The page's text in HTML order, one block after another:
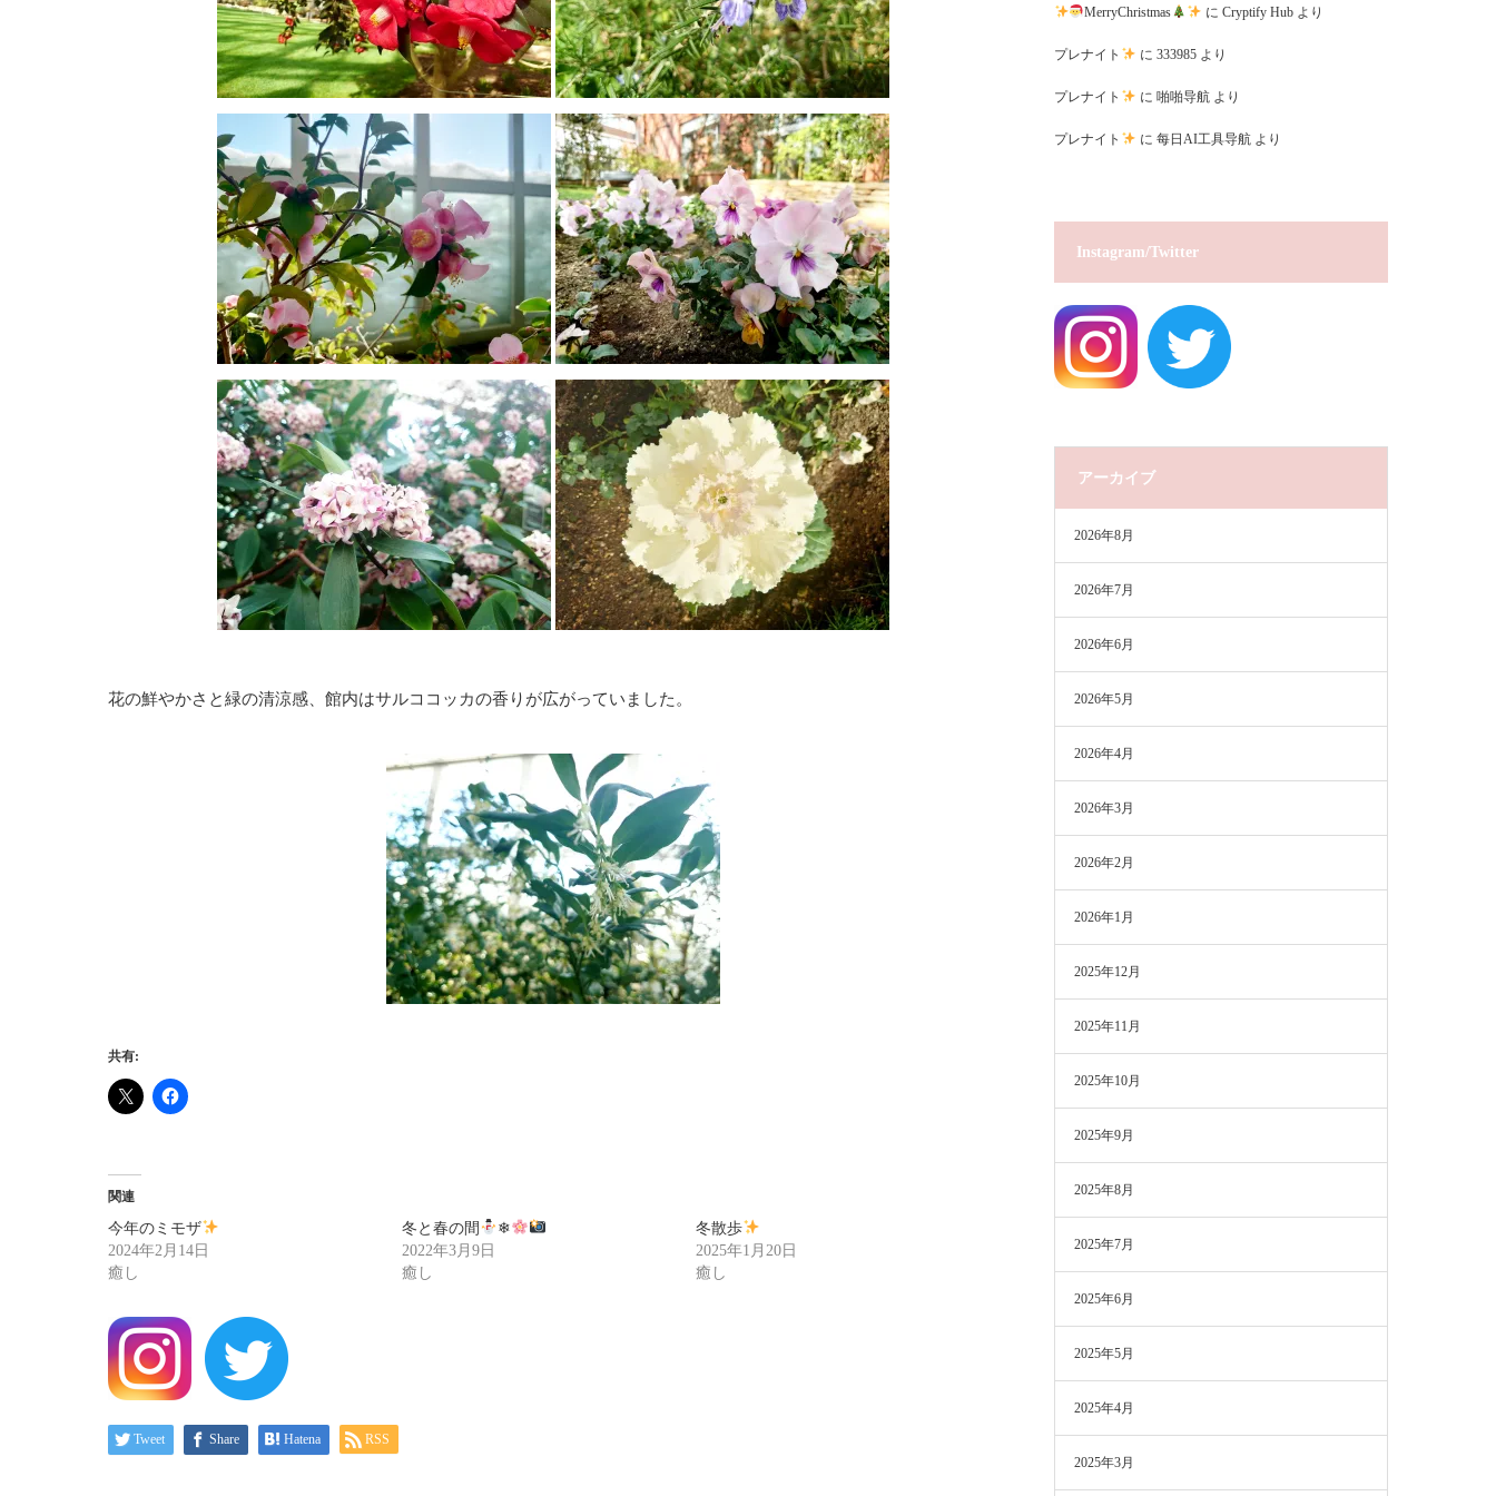
花の鮮やかさと緑の清涼感、館内はサルココッカの香りが広がっていました。
共有:
関連
今年のミモザ
2024年2月14日
癒し
冬と春の間
❄
2022年3月9日
癒し
冬散歩
2025年1月20日
癒し
Tweet Share Hatena RSS
MerryChristmas に Cryptify Hubより
プレナイト に 333985より
プレナイト に 啪啪导航より
プレナイト に 每日AI工具导航より
Instagram/Twitter
アーカイブ
2026年8月
2026年7月
2026年6月
2026年5月
2026年4月
2026年3月
2026年2月
2026年1月
2025年12月
2025年11月
2025年10月
2025年9月
2025年8月
2025年7月
2025年6月
2025年5月
2025年4月
2025年3月